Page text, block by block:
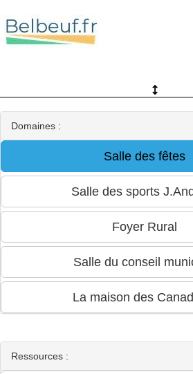
Domaines :
Ressources :